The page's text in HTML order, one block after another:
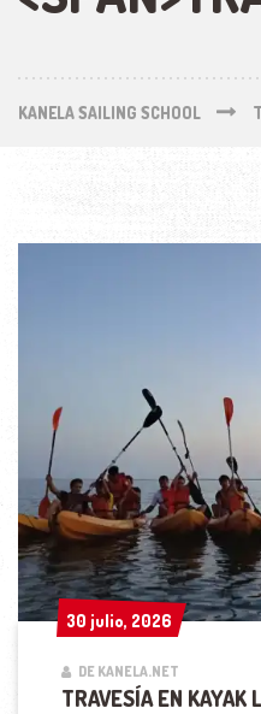
KANELA SAILING SCHOOL
30 julio, 2026
30 julio, 2026
DE KANELA.NET
TRAVESÍA EN KAYAK